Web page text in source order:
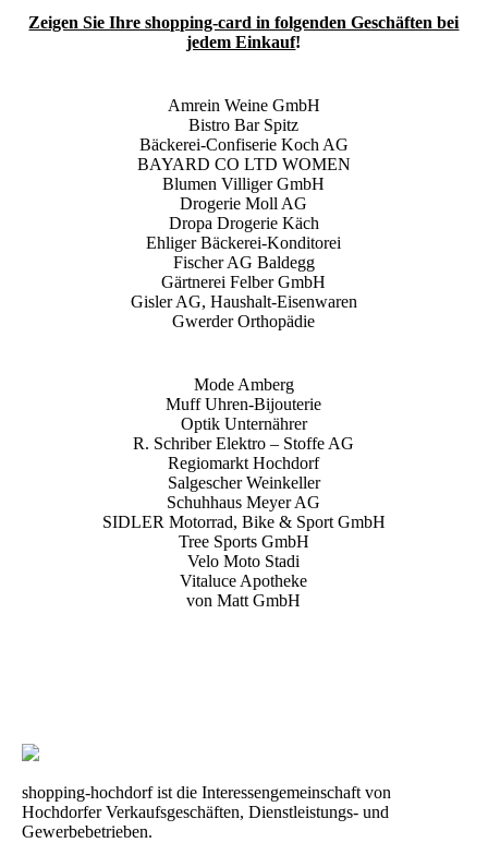
Zeigen Sie Ihre shopping-card in folgenden Geschäften bei
jedem Einkauf!
Amrein Weine GmbH
Bistro Bar Spitz
Bäckerei-Confiserie Koch AG
BAYARD CO LTD WOMEN
Blumen Villiger GmbH
Drogerie Moll AG
Dropa Drogerie Käch
Ehliger Bäckerei-Konditorei
Fischer AG Baldegg
Gärtnerei Felber GmbH
Gisler AG, Haushalt-Eisenwaren
Gwerder Orthopädie
Mode Amberg
Muff Uhren-Bijouterie
Optik Unternährer
R. Schriber Elektro – Stoffe AG
Regiomarkt Hochdorf
Salgescher Weinkeller
Schuhhaus Meyer AG
SIDLER Motorrad, Bike & Sport GmbH
Tree Sports GmbH
Velo Moto Stadi
Vitaluce Apotheke
von Matt GmbH
shopping-hochdorf ist die Interessengemeinschaft von
Hochdorfer Verkaufsgeschäften, Dienstleistungs- und
Gewerbebetrieben.